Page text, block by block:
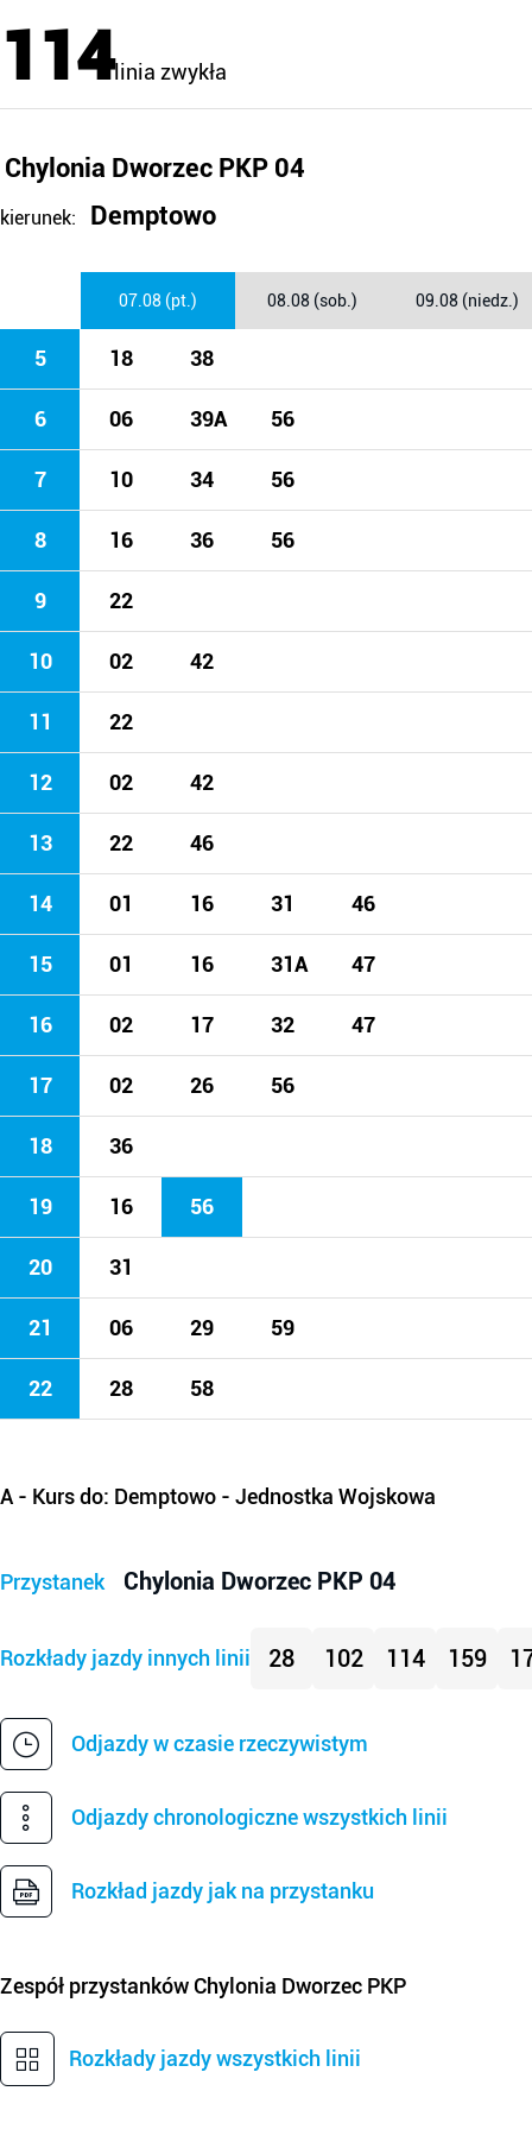
114linia zwykła
Chylonia Dworzec PKP 04
kierunek: Demptowo
07.08 (pt.) 08.08 (sob.) 09.08 (niedz.)
5 18 38
6 06 39A 56
7 10 34 56
8 16 36 56
9 22
10 02 42
11 22
12 02 42
13 22 46
14 01 16 31 46
15 01 16 31A 47
16 02 17 32 47
17 02 26 56
18 36
19 16 56
20 31
21 06 29 59
22 28 58
A - Kurs do: Demptowo - Jednostka Wojskowa
Przystanek Chylonia Dworzec PKP 04
Rozkłady jazdy innych linii 28 102 114 159
Odjazdy w czasie rzeczywistym
Odjazdy chronologiczne wszystkich linii
Rozkład jazdy jak na przystanku
Zespół przystanków Chylonia Dworzec PKP
Rozkłady jazdy wszystkich linii